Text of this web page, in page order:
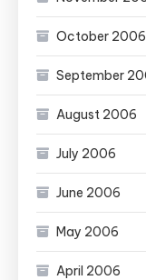
October 2006
September
August 2006
July 2006
June 2006
May 2006
April 2006